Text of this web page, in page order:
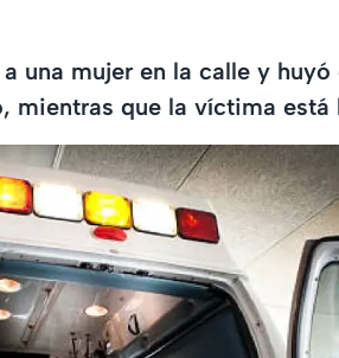
una mujer en la calle y huyó
mientras que la víctima está